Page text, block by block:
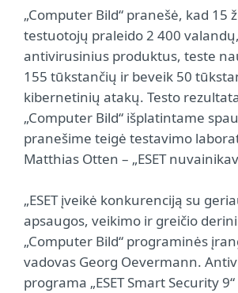
„Computer Bild“ pranešė, kad 15
testuotojų praleido 2 400
antivirusinius produktus, teste
155 tūkstančių ir beveik 50
kibernetinių atakų. Testo
„Computer Bild“ išplatintame
pranešime teigė testavimo
Matthias Otten – „ESET
„ESET įveikė konkurenciją su
apsaugos, veikimo ir greičio
„Computer Bild“ programinės
vadovas Georg Oevermann.
programa „ESET Smart Security